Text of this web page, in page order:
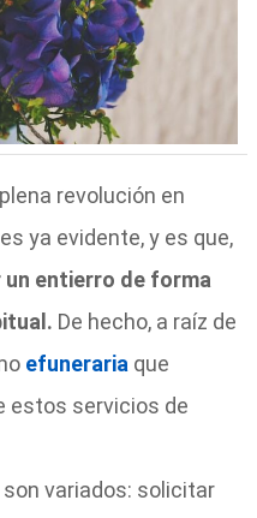
revolución en
ya evidente, y es que,
entierro de forma
De hecho, a raíz de
efuneraria que
estos servicios de
son variados: solicitar